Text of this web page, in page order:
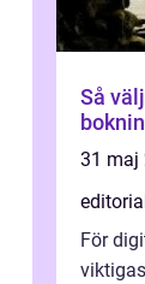
Så
31 maj
För